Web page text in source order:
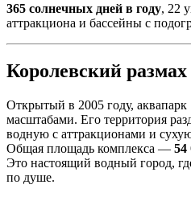
365 солнечных дней в году, 22
аттракциона и бассейны с
Королевский
Открытый в 2005 году, аквапарк
масштабами. Его территория
водную с аттракционами и
Общая площадь комплекса — 54
Это настоящий водный город,
по душе.